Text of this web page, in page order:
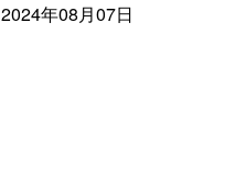
2024年08月07日